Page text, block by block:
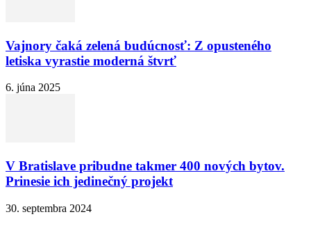
Vajnory čaká zelená budúcnosť: Z opusteného
letiska vyrastie moderná štvrť
6. júna 2025
V Bratislave pribudne takmer 400 nových bytov.
Prinesie ich jedinečný projekt
30. septembra 2024